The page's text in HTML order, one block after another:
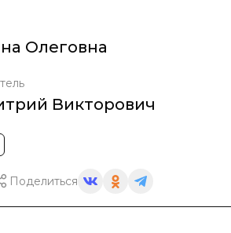
Олеговна
Викторович
Поделиться